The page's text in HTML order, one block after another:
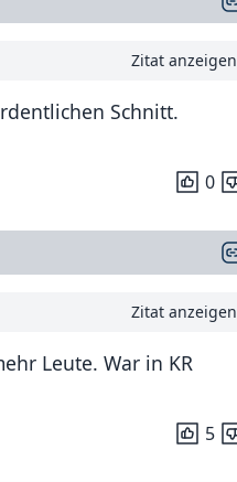
Zitat anzeigen
Schnitt.
0
Zitat anzeigen
Leute. War in KR
5